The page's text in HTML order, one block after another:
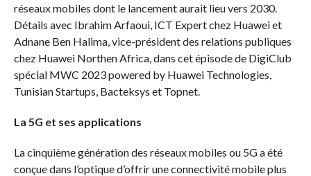
réseaux mobiles dont le lancement aurait lieu vers 2030.
Détails avec Ibrahim Arfaoui, ICT Expert chez Huawei et
Adnane Ben Halima, vice-président des relations publiques
chez Huawei Northen Africa, dans cet épisode de DigiClub
spécial MWC 2023 powered by Huawei Technologies,
Tunisian Startups, Bacteksys et Topnet.
La 5G et ses applications
La cinquième génération des réseaux mobiles ou 5G a été
conçue dans l’optique d’offrir une connectivité mobile plus